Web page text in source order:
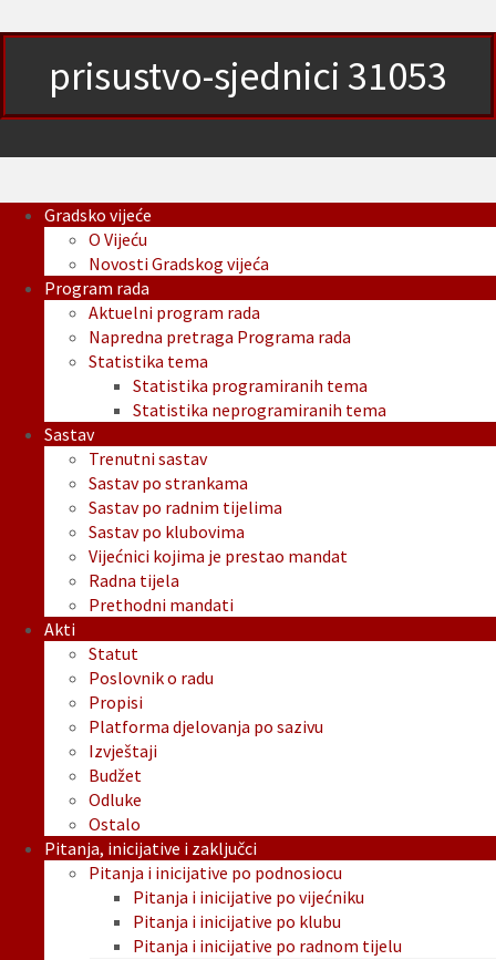
prisustvo-sjednici 31053
Gradsko vijeće
O Vijeću
Novosti Gradskog vijeća
Program rada
Aktuelni program rada
Napredna pretraga Programa rada
Statistika tema
Statistika programiranih tema
Statistika neprogramiranih tema
Sastav
Trenutni sastav
Sastav po strankama
Sastav po radnim tijelima
Sastav po klubovima
Vijećnici kojima je prestao mandat
Radna tijela
Prethodni mandati
Akti
Statut
Poslovnik o radu
Propisi
Platforma djelovanja po sazivu
Izvještaji
Budžet
Odluke
Ostalo
Pitanja, inicijative i zaključci
Pitanja i inicijative po podnosiocu
Pitanja i inicijative po vijećniku
Pitanja i inicijative po klubu
Pitanja i inicijative po radnom tijelu